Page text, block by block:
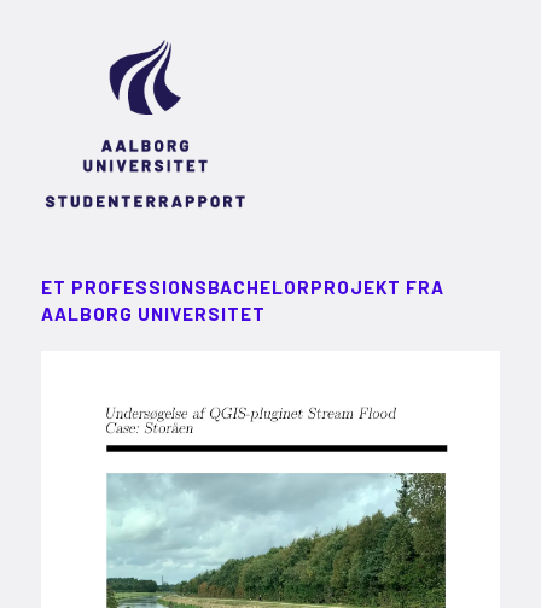
ET PROFESSIONSBACHELORPROJEKT FRA
AALBORG UNIVERSITET